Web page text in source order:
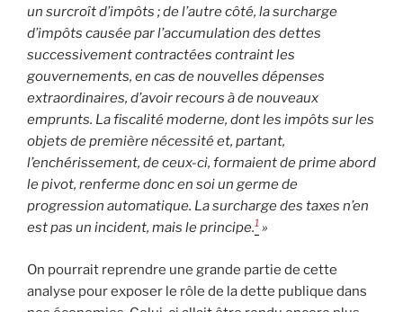
un surcroît d’impôts ; de l’autre côté, la surcharge
d’impôts causée par l’accumulation des dettes
successivement contractées contraint les
gouvernements, en cas de nouvelles dépenses
extraordinaires, d’avoir recours à de nouveaux
emprunts. La fiscalité moderne, dont les impôts sur les
objets de première nécessité et, partant,
l’enchérissement, de ceux-ci, formaient de prime abord
le pivot, renferme donc en soi un germe de
progression automatique. La surcharge des taxes n’en
est pas un incident, mais le principe.1 »
On pourrait reprendre une grande partie de cette
analyse pour exposer le rôle de la dette publique dans